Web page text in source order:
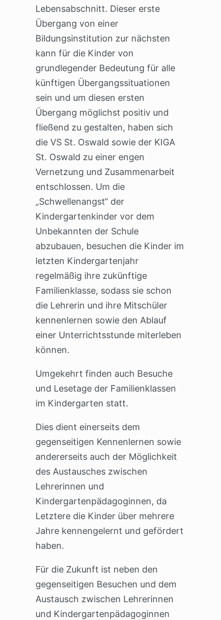
Lebensabschnitt. Dieser erste
Übergang von einer
Bildungsinstitution zur nächsten
kann für die Kinder von
grundlegender Bedeutung für alle
künftigen Übergangssituationen
sein und um diesen ersten
Übergang möglichst positiv und
fließend zu gestalten, haben sich
die VS St. Oswald sowie der KIGA
St. Oswald zu einer engen
Vernetzung und Zusammenarbeit
entschlossen. Um die
„Schwellenangst“ der
Kindergartenkinder vor dem
Unbekannten der Schule
abzubauen, besuchen die Kinder im
letzten Kindergartenjahr
regelmäßig ihre zukünftige
Familienklasse, sodass sie schon
die Lehrerin und ihre Mitschüler
kennenlernen sowie den Ablauf
einer Unterrichtsstunde miterleben
können.
Umgekehrt finden auch Besuche
und Lesetage der Familienklassen
im Kindergarten statt.
Dies dient einerseits dem
gegenseitigen Kennenlernen sowie
andererseits auch der Möglichkeit
des Austausches zwischen
Lehrerinnen und
Kindergartenpädagoginnen, da
Letztere die Kinder über mehrere
Jahre kennengelernt und gefördert
haben.
Für die Zukunft ist neben den
gegenseitigen Besuchen und dem
Austausch zwischen Lehrerinnen
und Kindergartenpädagoginnen